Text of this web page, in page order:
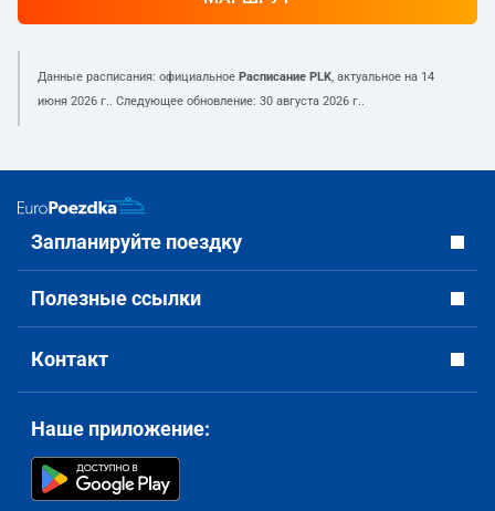
Данные расписания: официальное Расписание PLK, актуальное на 14
июня 2026 г.. Следующее обновление: 30 августа 2026 г..
Запланируйте поездку
Полезные ссылки
Контакт
Наше приложение: